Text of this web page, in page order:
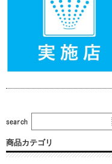
商品カテゴリ